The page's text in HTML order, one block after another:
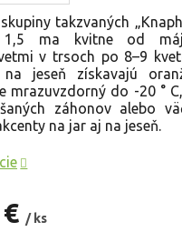
/ ks
takzvaných
1,5 ma kvitne od
v trsoch po 8–9
jeseň získavajú
mrazuvzdorný do -20 °
záhonov alebo
na jar aj na jeseň.